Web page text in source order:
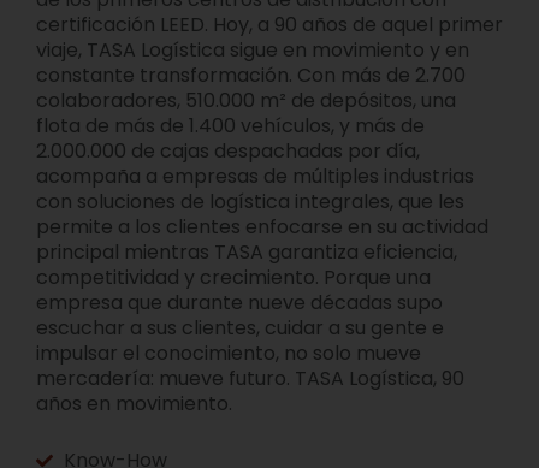
certificación LEED. Hoy, a 90 años de aquel primer
viaje, TASA Logística sigue en movimiento y en
constante transformación. Con más de 2.700
colaboradores, 510.000 m² de depósitos, una
flota de más de 1.400 vehículos, y más de
2.000.000 de cajas despachadas por día,
acompaña a empresas de múltiples industrias
con soluciones de logística integrales, que les
permite a los clientes enfocarse en su actividad
principal mientras TASA garantiza eficiencia,
competitividad y crecimiento. Porque una
empresa que durante nueve décadas supo
escuchar a sus clientes, cuidar a su gente e
impulsar el conocimiento, no solo mueve
mercadería: mueve futuro. TASA Logística, 90
años en movimiento.
Know-How